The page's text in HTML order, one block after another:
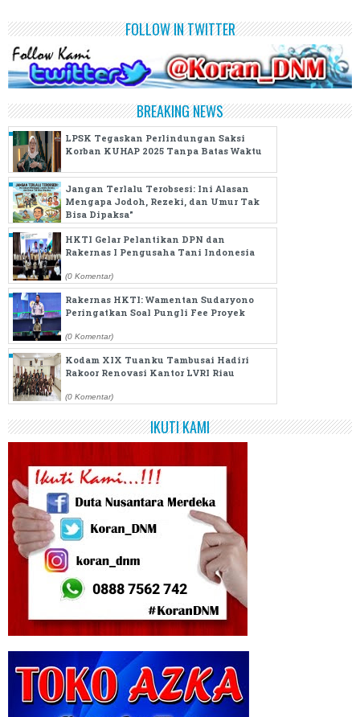
FOLLOW IN TWITTER
BREAKING NEWS
(0 Komentar)
LPSK Tegaskan Perlindungan Saksi
(0 Komentar)
Jangan Terlalu Terobsesi: Ini Alasan
Mengapa Jodoh, Rezeki, dan Umur Tak
Bisa Dipaksa"
(0 Komentar) HKTI Gelar Pelantikan DPN dan
Rakernas HKTI: Wamentan Sudaryono
IKUTI KAMI